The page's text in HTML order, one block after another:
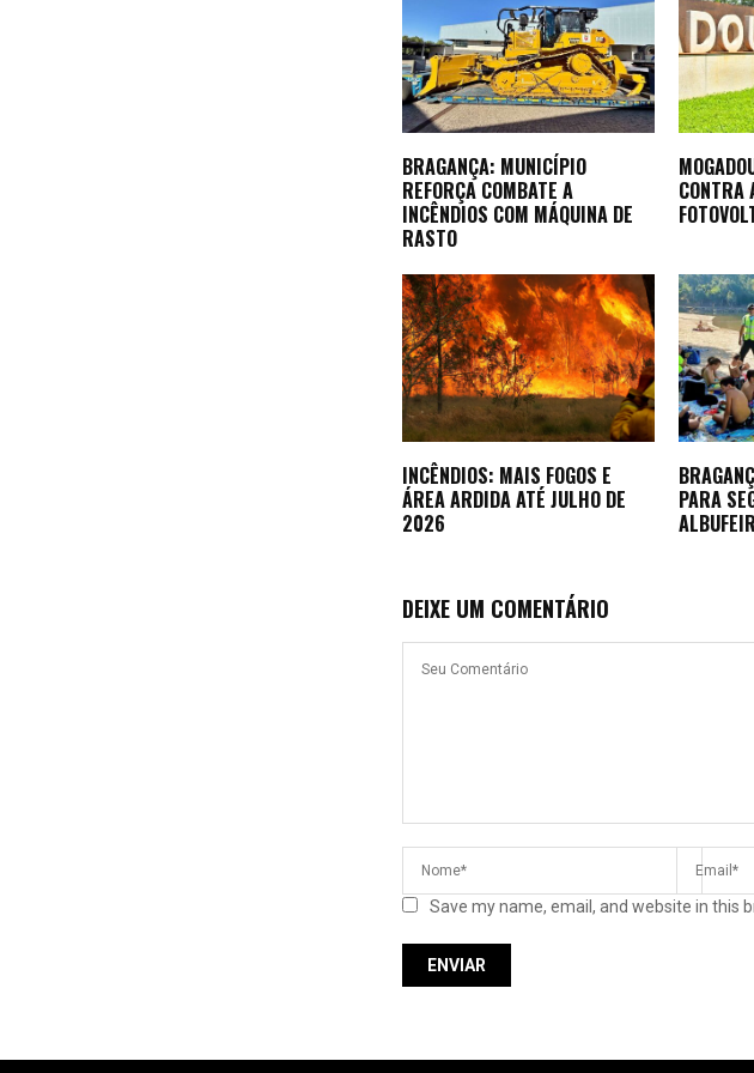
BRAGANÇA: MUNICÍPIO
REFORÇA COMBATE A
INCÊNDIOS COM MÁQUINA DE
RASTO
CONTRA
INCÊNDIOS: MAIS FOGOS E
ÁREA ARDIDA ATÉ JULHO DE
2026
PARA
DEIXE UM COMENTÁRIO
Save my name, email, and website in this